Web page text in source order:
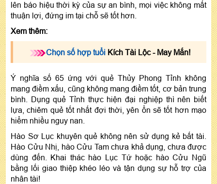
lên báo hiệu thời kỳ của sự an bình, mọi việc không mất
thuận lợi, đứng im tại chỗ sẽ tốt hơn.
Xem thêm:
Chọn số hợp tuổi Kích Tài Lộc - May Mắn!
Ý nghĩa số 65 ứng với quẻ Thủy Phong Tỉnh không
mang điềm xấu, cũng không mang điềm tốt, cơ bản trung
bình. Dụng quẻ Tỉnh thực hiện đại nghiệp thì nên biết
lựa, chiêm quẻ tốt nhất đợi thời, yên ổn sẽ tốt hơn mạo
hiểm nhiều nguy nan.
Hào Sơ Lục khuyên quẻ không nên sử dụng kẻ bất tài.
Hào Cửu Nhị, hào Cửu Tam chưa khả dụng, chưa được
dùng đến. Khai thác hào Lục Tứ hoặc hào Cửu Ngũ
bằng lối giao thiệp khéo léo và tận dụng sự hỗ trợ của
nhân tài!